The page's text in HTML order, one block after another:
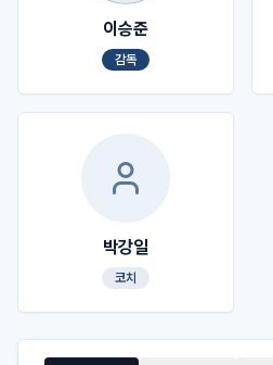
이승준
감독
박강일
코치